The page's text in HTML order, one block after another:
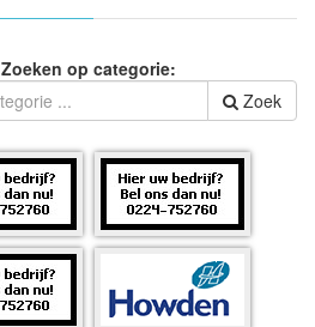
Zoeken op categorie:
Zoek